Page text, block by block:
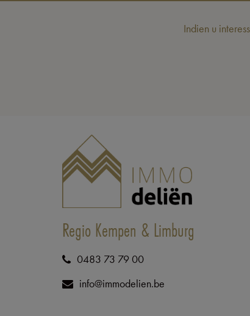
Indien u
Regio Kempen & Limburg
0483 73 79 00
info@immodelien.be